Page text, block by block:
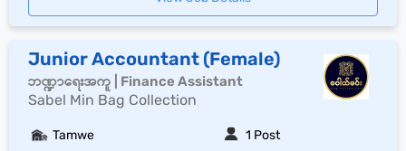
Junior Accountant (Female)
ဘဏ္ဍာရေးအကူ | Finance Assistant
Sabel Min Bag Collection
Tamwe 1 Post